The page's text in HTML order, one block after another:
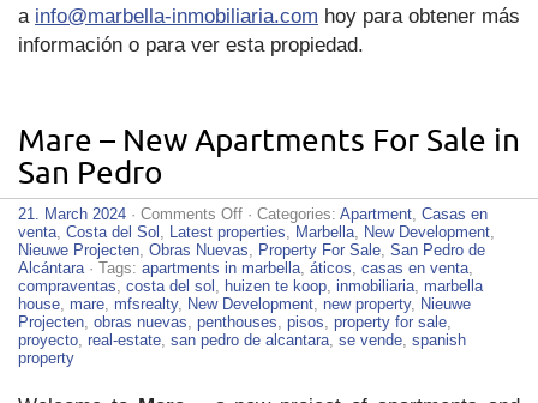
a info@marbella-inmobiliaria.com hoy para obtener más
información o para ver esta propiedad.
Mare – New Apartments For Sale in
San Pedro
21. March 2024 · Comments Offon
Mare
–
New
Apartments
For
Sale
in
· Categories: Apartment Casas en
venta Costa del Sol Latest properties Marbella New Development
Nieuwe Projecten Obras Nuevas Property For Sale San Pedro de
Alcántara · Tags: apartments in marbella áticos casas en venta
compraventas costa del sol huizen te koop inmobiliaria marbella
house mare mfsrealty, New Development new property, Nieuwe
Projecten obras nuevas penthouses pisos property for sale
proyecto real-estate san pedro de alcantara se vende spanish
property